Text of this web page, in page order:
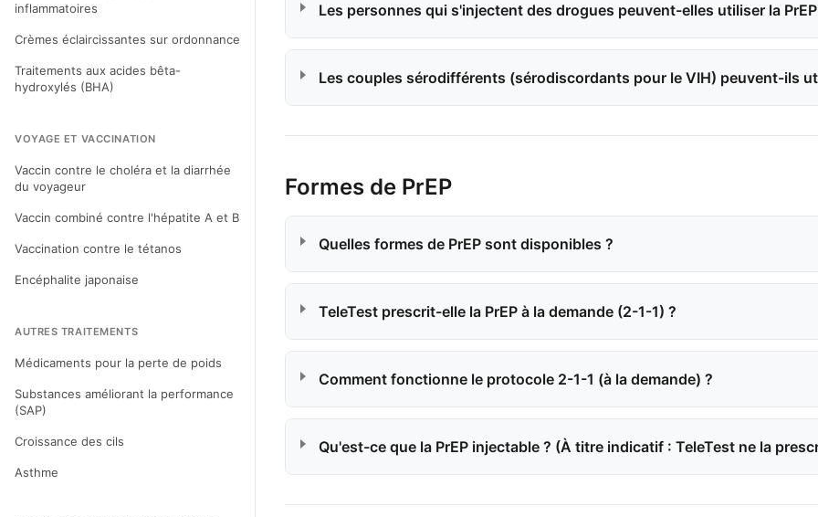
inflammatoires
Crèmes éclaircissantes sur ordonnance
Traitements aux acides bêta-
hydroxylés (BHA)
VOYAGE ET VACCINATION
Vaccin contre le choléra et la diarrhée
du voyageur
Vaccin combiné contre l'hépatite A et B
Vaccination contre le tétanos
Encéphalite japonaise
AUTRES TRAITEMENTS
Médicaments pour la perte de poids
Substances améliorant la performance
(SAP)
Croissance des cils
Asthme
Les personnes qui s'injectent des drogues peuvent-elles utiliser la
Les couples sérodifférents (sérodiscordants pour le VIH) peuvent-ils
Formes de PrEP
Quelles formes de PrEP sont disponibles ?
TeleTest prescrit-elle la PrEP à la demande (2-1-1) ?
Comment fonctionne le protocole 2-1-1 (à la demande) ?
Qu'est-ce que la PrEP injectable ? (À titre indicatif : TeleTest ne la